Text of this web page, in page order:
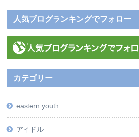
人気ブログランキングでフォロー
カテゴリー
eastern youth
アイドル